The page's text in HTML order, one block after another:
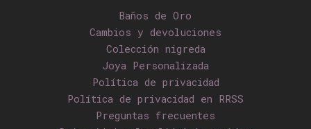
Baños de Oro
Cambios y devoluciones
Colección nigreda
Joya Personalizada
Política de privacidad
Política de privacidad en RRSS
Preguntas frecuentes